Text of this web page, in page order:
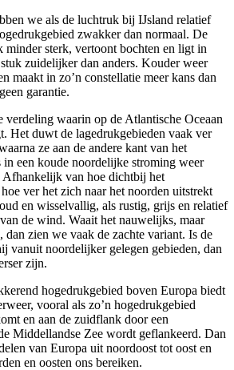
we als de luchtruk bij IJsland relatief
zwakker dan normaal. De
minder sterk, vertoont bochten en ligt in
zuidelijker dan anders. Kouder weer
maakt in zo’n constellatie meer kans dan
garantie.
verdeling waarin op de Atlantische Oceaan
Het duwt de lagedrukgebieden vaak ver
ze aan de andere kant van het
een koude noordelijke stroming weer
Afhankelijk van hoe dichtbij het
ver het zich naar het noorden uitstrekt
en wisselvallig, als rustig, grijs en relatief
de wind. Waait het nauwelijks, maar
dan zien we vaak de zachte variant. Is de
vanuit noordelijker gelegen gebieden, dan
zijn.
hogedrukgebied boven Europa biedt
vooral als zo’n hogedrukgebied
en aan de zuidflank door een
Middellandse Zee wordt geflankeerd. Dan
van Europa uit noordoost tot oost en
en oosten ons bereiken.